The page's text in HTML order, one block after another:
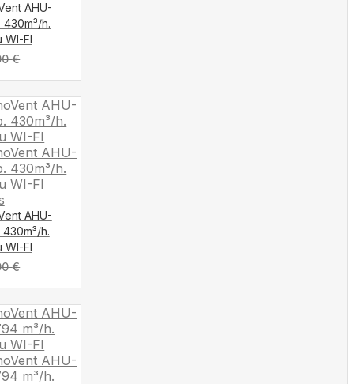
AHU-
h.
WI-FI
€
AHU-
h.
WI-FI
€